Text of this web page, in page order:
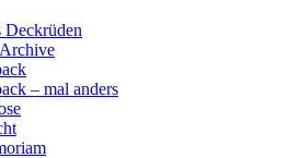
Deckrüden
– mal anders